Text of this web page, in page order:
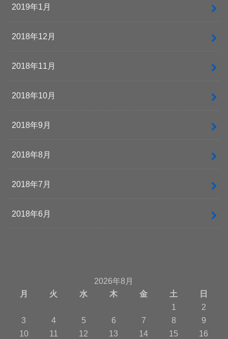
2019年1月
2018年12月
2018年11月
2018年10月
2018年9月
2018年8月
2018年7月
2018年6月
2026年8月
月
火 水 木 金 土
日
1
2
3
4 5 6 7 8
9
10
11 12 13 14 15 16